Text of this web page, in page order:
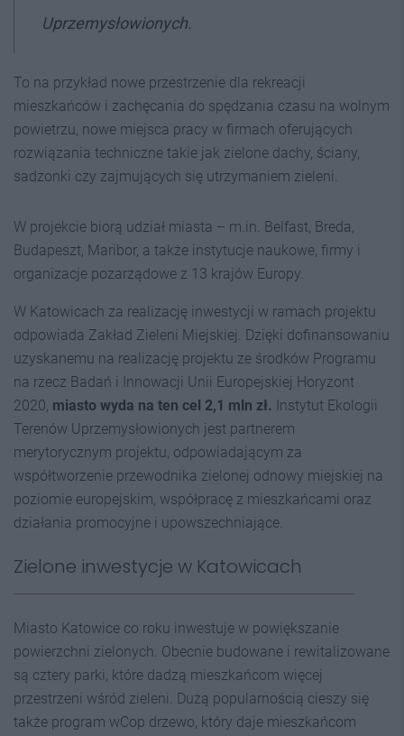
Uprzemysłowionych.
To na przykład nowe przestrzenie dla rekreacji
mieszkańców i zachęcania do spędzania czasu na wolnym
powietrzu, nowe miejsca pracy w firmach oferujących
rozwiązania techniczne takie jak zielone dachy, ściany,
sadzonki czy zajmujących się utrzymaniem zieleni.
W projekcie biorą udział miasta – m.in. Belfast, Breda,
Budapeszt, Maribor, a także instytucje naukowe, firmy i
organizacje pozarządowe z 13 krajów Europy.
W Katowicach za realizację inwestycji w ramach projektu
odpowiada Zakład Zieleni Miejskiej. Dzięki dofinansowaniu
uzyskanemu na realizację projektu ze środków Programu
na rzecz Badań i Innowacji Unii Europejskiej Horyzont
2020, miasto wyda na ten cel 2,1 mln zł. Instytut Ekologii
Terenów Uprzemysłowionych jest partnerem
merytorycznym projektu, odpowiadającym za
współtworzenie przewodnika zielonej odnowy miejskiej na
poziomie europejskim, współpracę z mieszkańcami oraz
działania promocyjne i upowszechniające.
Zielone inwestycje w Katowicach
Miasto Katowice co roku inwestuje w powiększanie
powierzchni zielonych. Obecnie budowane i rewitalizowane
są cztery parki, które dadzą mieszkańcom więcej
przestrzeni wśród zieleni. Dużą popularnością cieszy się
także program wCop drzewo, który daje mieszkańcom